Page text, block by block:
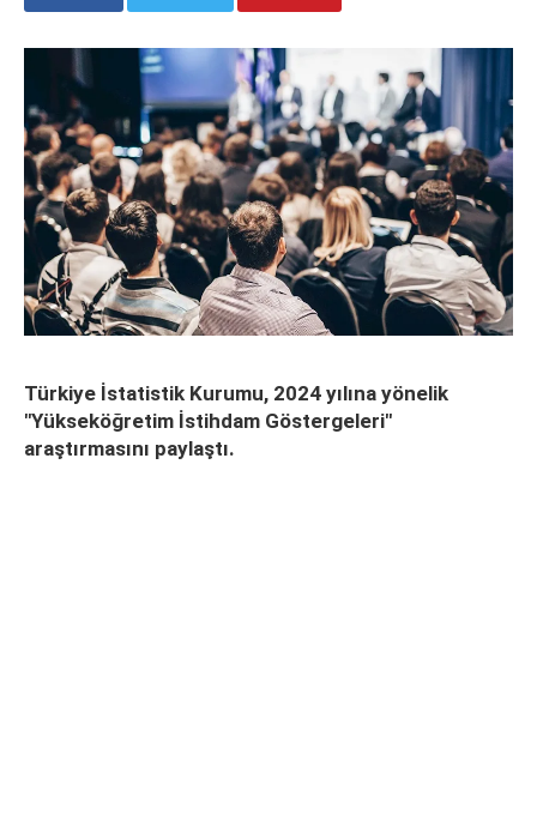
Türkiye İstatistik Kurumu, 2024 yılına yönelik
"Yükseköğretim İstihdam Göstergeleri"
araştırmasını paylaştı.